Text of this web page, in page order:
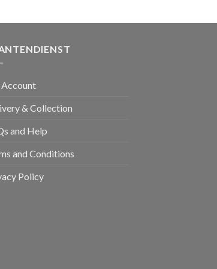
& Collection
and Help
and Conditions
Policy